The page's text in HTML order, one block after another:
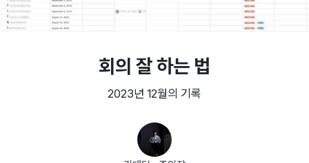
회의 잘 하는 법
2023년 12월의 기록